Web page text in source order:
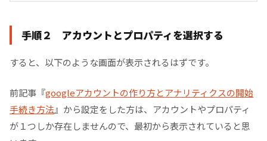
手順２ アカウントとプロパティを選択する
すると、以下のような画面が表示されるはずです。
前記事『googleアカウントの作り方とアナリティクスの開始
手続き方法』から設定をした方は、アカウントやプロパティ
が１つしか存在しませんので、最初から表示されていると思